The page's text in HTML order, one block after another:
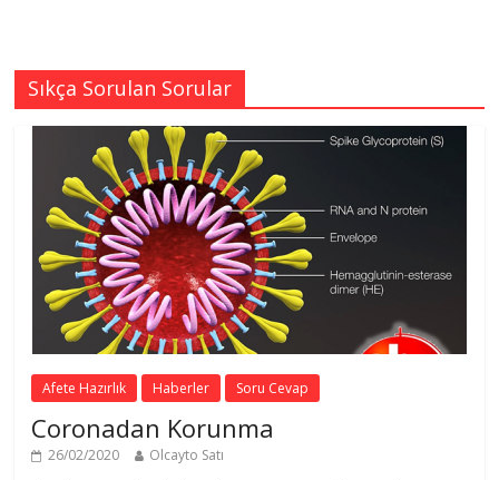
Sıkça Sorulan Sorular
Afete Hazırlık Haberler Soru Cevap
Coronadan Korunma
26/02/2020 Olcayto Satı